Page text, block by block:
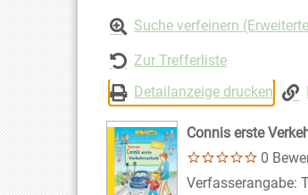
Suche verfeinern
Zur Trefferliste
Detailanzeige drucken
Connis erste
0
Suche nach
Verfasserangabe: